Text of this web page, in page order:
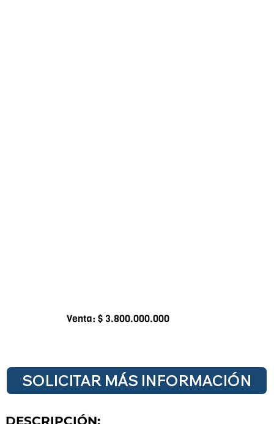
Venta: $ 3.800.000.000
SOLICITAR MÁS INFORMACIÓN